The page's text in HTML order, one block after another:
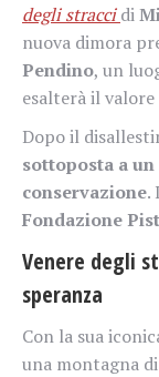
degli straccidi
nuova dimora
Pendino, un
esalterà il
Dopo il
sottoposta a
conservazione.
Fondazione
Venere degli
speranza
Con la sua
una montagna